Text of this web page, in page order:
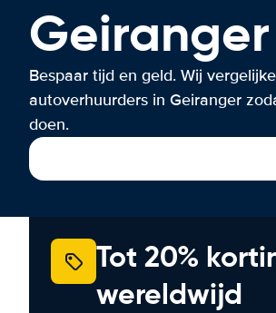
Geiranger
Bespaar tijd en geld. Wij
autoverhuurders in Geiranger
doen.
Tot 20%
wereldwijd